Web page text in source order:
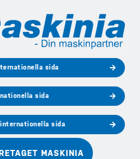
MASKINIA
sida
sida
internationella sida